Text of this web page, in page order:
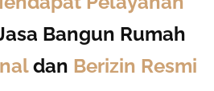
Bangun Rumah
dan Berizin Resmi